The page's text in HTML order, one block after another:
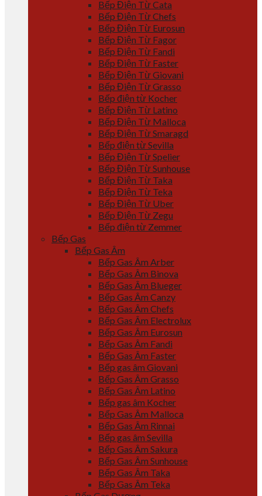
Bếp Điện Từ Cata
Bếp Điện Từ Chefs
Bếp Điện Từ Eurosun
Bếp Điện Từ Fagor
Bếp Điện Từ Fandi
Bếp Điện Từ Faster
Bếp Điện Từ Giovani
Bếp Điện Từ Grasso
Bếp điện từ Kocher
Bếp Điện Từ Latino
Bếp Điện Từ Malloca
Bếp Điện Từ Smaragd
Bếp điện từ Sevilla
Bếp Điện Từ Spelier
Bếp Điện Từ Sunhouse
Bếp Điện Từ Taka
Bếp Điện Từ Teka
Bếp Điện Từ Uber
Bếp Điện Từ Zegu
Bếp điện từ Zemmer
Bếp Gas
Bếp Gas Âm
Bếp Gas Âm Arber
Bếp Gas Âm Binova
Bếp Gas Âm Blueger
Bếp Gas Âm Canzy
Bếp Gas Âm Chefs
Bếp Gas Âm Electrolux
Bếp Gas Âm Eurosun
Bếp Gas Âm Fandi
Bếp Gas Âm Faster
Bếp gas âm Giovani
Bếp Gas Âm Grasso
Bếp Gas Âm Latino
Bếp gas âm Kocher
Bếp Gas Âm Malloca
Bếp Gas Âm Rinnai
Bếp gas âm Sevilla
Bếp Gas Âm Sakura
Bếp Gas Âm Sunhouse
Bếp Gas Âm Taka
Bếp Gas Âm Teka